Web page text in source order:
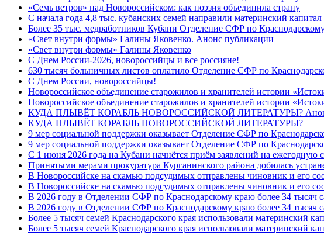
«Семь ветров» над Новороссийском: как поэзия объединила страну
С начала года 4,8 тыс. кубанских семей направили материнский
Более 35 тыс. медработников Кубани Отделение СФР по
«Свет внутри формы» Галины Яковенко. Анонс публикации
«Свет внутри формы» Галины Яковенко
C Днем России-2026, новороссийцы и все россияне!
630 тысяч больничных листов оплатило Отделение СФР по
C Днем России, новороссийцы!
Новороссийское объединение старожилов и хранителей истории
Новороссийское объединение старожилов и хранителей истории
КУДА ПЛЫВЁТ КОРАБЛЬ НОВОРОССИЙСКОЙ ЛИТЕРАТУРЫ? Анонс
КУДА ПЛЫВЁТ КОРАБЛЬ НОВОРОССИЙСКОЙ ЛИТЕРАТУРЫ?
9 мер социальной поддержки оказывает Отделение СФР по
9 мер социальной поддержки оказывает Отделение СФР по
С 1 июня 2026 года на Кубани начнётся приём заявлений на ежегодную
Принятыми мерами прокуратура Курганинского района добилась
В Новороссийске на скамью подсудимых отправлены чиновник и его
В Новороссийске на скамью подсудимых отправлены чиновник и его
В 2026 году в Отделении СФР по Краснодарскому краю более 34
В 2026 году в Отделении СФР по Краснодарскому краю более 34
Более 5 тысяч семей Краснодарского края использовали материнский
Более 5 тысяч семей Краснодарского края использовали материнский